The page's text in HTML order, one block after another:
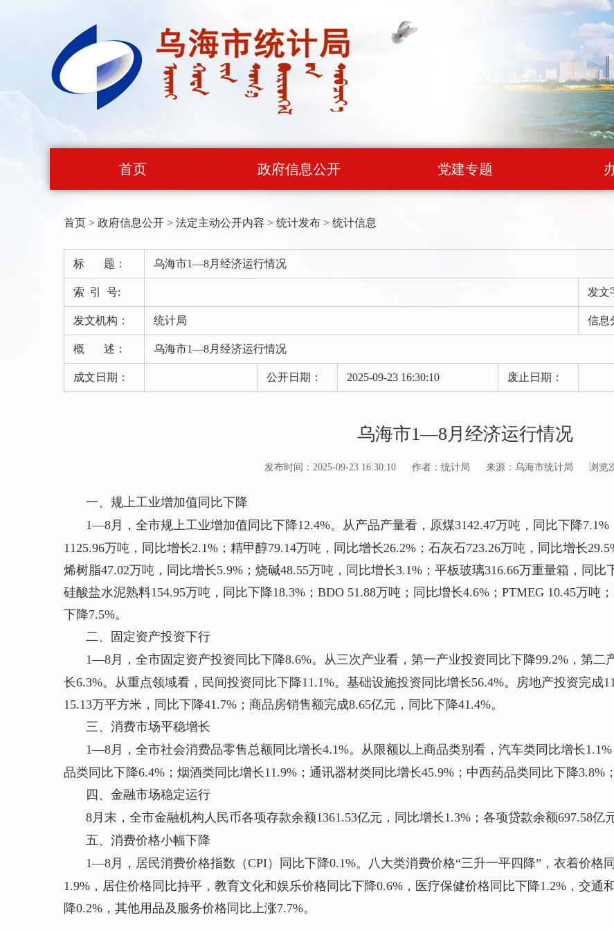
首页 政府信息公开 党建专题
首页 > 政府信息公开 > 法定主动公开内容 > 统计发布 > 统计信息
标 题： 乌海市1—8月经济运行情况
索 引 号: 发文
发文机构： 统计局 信息
概 述： 乌海市1—8月经济运行情况
成文日期： 公开日期： 2025-09-23 16:30:10 废止日期：
乌海市1—8月经济运行情况
发布时间：2025-09-23 16:30:10 作者：统计局 来源：乌海市统计局 浏览
一、规上工业增加值同比下降
1—8月，全市规上工业增加值同比下降12.4%。从产品产量看，原煤3142.47万吨，同比下降7.1%
1125.96万吨，同比增长2.1%；精甲醇79.14万吨，同比增长26.2%；石灰石723.26万吨，同比增长
烯树脂47.02万吨，同比增长5.9%；烧碱48.55万吨，同比增长3.1%；平板玻璃316.66万重量箱，同比
硅酸盐水泥熟料154.95万吨，同比下降18.3%；BDO 51.88万吨；同比增长4.6%；PTMEG 10.45万吨
下降7.5%。
二、固定资产投资下行
1—8月，全市固定资产投资同比下降8.6%。从三次产业看，第一产业投资同比下降99.2%，第二
长6.3%。从重点领域看，民间投资同比下降11.1%。基础设施投资同比增长56.4%。房地产投资完成
15.13万平方米，同比下降41.7%；商品房销售额完成8.65亿元，同比下降41.4%。
三、消费市场平稳增长
1—8月，全市社会消费品零售总额同比增长4.1%。从限额以上商品类别看，汽车类同比增长
品类同比下降6.4%；烟酒类同比增长11.9%；通讯器材类同比增长45.9%；中西药品类同比下降3.8%
四、金融市场稳定运行
8月末，全市金融机构人民币各项存款余额1361.53亿元，同比增长1.3%；各项贷款余额697.58亿
五、消费价格小幅下降
1—8月，居民消费价格指数（CPI）同比下降0.1%。八大类消费价格“三升一平四降”，衣着价格
1.9%，居住价格同比持平，教育文化和娱乐价格同比下降0.6%，医疗保健价格同比下降1.2%，交通
降0.2%，其他用品及服务价格同比上涨7.7%。